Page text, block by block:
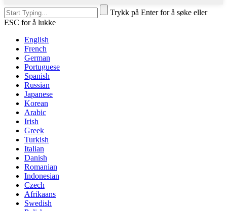
Trykk på Enter for å søke eller
ESC for å lukke
English
French
German
Portuguese
Spanish
Russian
Japanese
Korean
Arabic
Irish
Greek
Turkish
Italian
Danish
Romanian
Indonesian
Czech
Afrikaans
Swedish